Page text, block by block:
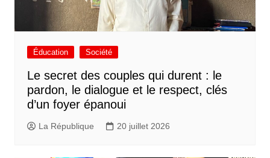
Éducation Société
Le secret des couples qui durent : le
pardon, le dialogue et le respect, clés
d’un foyer épanoui
La République 20 juillet 2026